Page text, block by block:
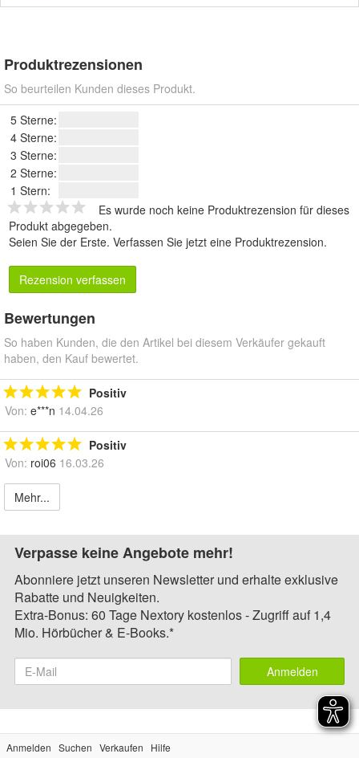
Produktrezensionen
So beurteilen Kunden dieses Produkt.
5 Sterne:
4 Sterne:
3 Sterne:
2 Sterne:
1 Stern:
Es wurde noch keine Produktrezension für dieses
Produkt abgegeben.
Seien Sie der Erste. Verfassen Sie jetzt eine Produktrezension.
Rezension verfassen
Bewertungen
So haben Kunden, die den Artikel bei diesem Verkäufer gekauft
haben, den Kauf bewertet.
Positiv
Von: e***n 14.04.26
Positiv
Von: roi06 16.03.26
Mehr...
Verpasse keine Angebote mehr!
Abonniere jetzt unseren Newsletter und erhalte exklusive
Rabatte und Neuigkeiten.
Extra-Bonus: 60 Tage Nextory kostenlos - Zugriff auf 1,4
Mio. Hörbücher & E-Books.*
Anmelden
Anmelden Suchen Verkaufen
Hilfe